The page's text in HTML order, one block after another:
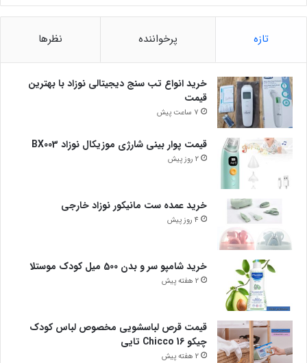
تازه پرخواننده نظرها
خرید انواع تب سنج دیجیتالی نوزاد با بهترین
قیمت
7 ساعت پیش
قیمت پوار بینی شارژی موزیکال نوزاد BX003
2 روز پیش
خرید عمده ست مانیکور نوزاد خارجی
4 روز پیش
خرید شامپو سر و بدن 500 میل کودک موستلا
2 هفته پیش
قیمت قرص لباسشویی مخصوص لباس کودک
چیکو Chicco 16 تایی
2 هفته پیش